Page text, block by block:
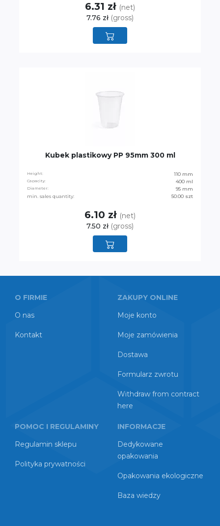
6.31 zł (net)
7.76 zł (gross)
Kubek plastikowy PP 95mm 300 ml
Height: 110 mm
Capacity: 400 ml
Diameter:
95 mm
min. sales quantity:
50.00 szt
6.10 zł (net)
7.50 zł (gross)
O FIRMIE
O nas
Kontakt
ZAKUPY ONLINE
Moje konto
Moje zamówienia
Dostawa
Formularz zwrotu
Withdraw from contract
here
POMOC I REGULAMINY
Regulamin sklepu
Polityka prywatności
INFORMACJE
Dedykowane
opakowania
Opakowania ekologiczne
Baza wiedzy